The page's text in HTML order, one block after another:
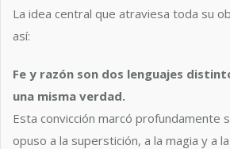
La idea central que atraviesa toda su
así:
Fe y razón son dos lenguajes
una misma verdad.
Esta convicción marcó profundamente
opuso a la superstición, a la magia y a